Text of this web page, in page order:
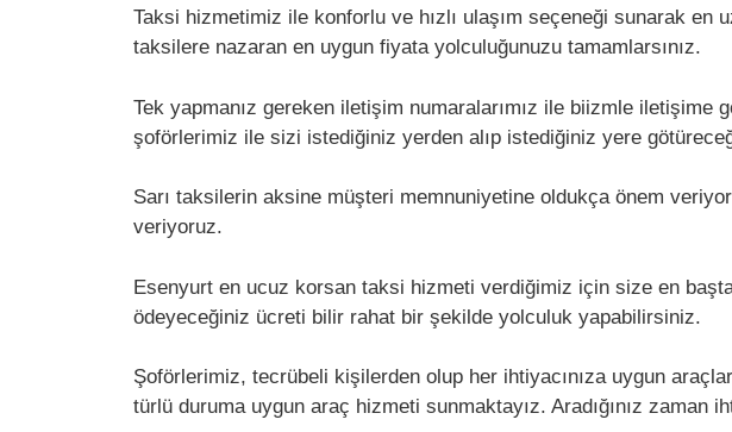
Taksi hizmetimiz ile konforlu ve hızlı ulaşım seçeneği sunarak en
taksilere nazaran en uygun fiyata yolculuğunuzu tamamlarsınız.
Tek yapmanız gereken iletişim numaralarımız ile biizmle
şoförlerimiz ile sizi istediğiniz yerden alıp istediğiniz yere
Sarı taksilerin aksine müşteri memnuniyetine oldukça önem
veriyoruz.
Esenyurt en ucuz korsan taksi hizmeti verdiğimiz için size en
ödeyeceğiniz ücreti bilir rahat bir şekilde yolculuk yapabilirsiniz.
Şoförlerimiz, tecrübeli kişilerden olup her ihtiyacınıza uygun
türlü duruma uygun araç hizmeti sunmaktayız. Aradığınız zaman